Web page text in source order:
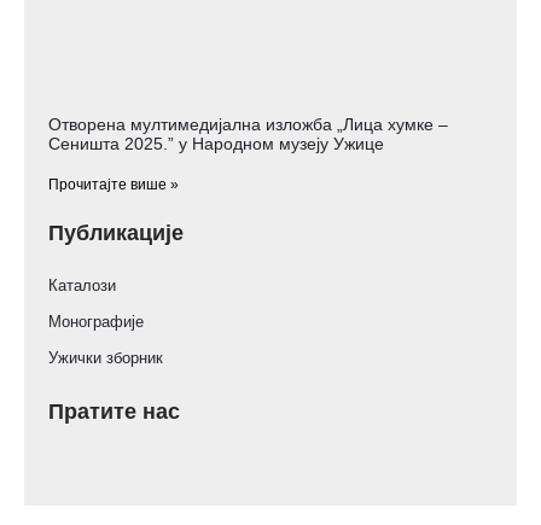
Отворена мултимедијална изложба „Лица хумке –
Сеништа 2025.” у Народном музеју Ужице
Прочитајте више »
Публикације
Каталози
Монографије
Ужички зборник
Пратите нас